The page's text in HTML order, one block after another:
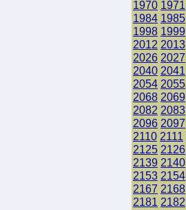
1970 1971
1984 1985
1998 1999
2012 2013
2026 2027
2040 2041
2054 2055
2068 2069
2082 2083
2096 2097
2110 2111
2125 2126
2139 2140
2153 2154
2167 2168
2181 2182